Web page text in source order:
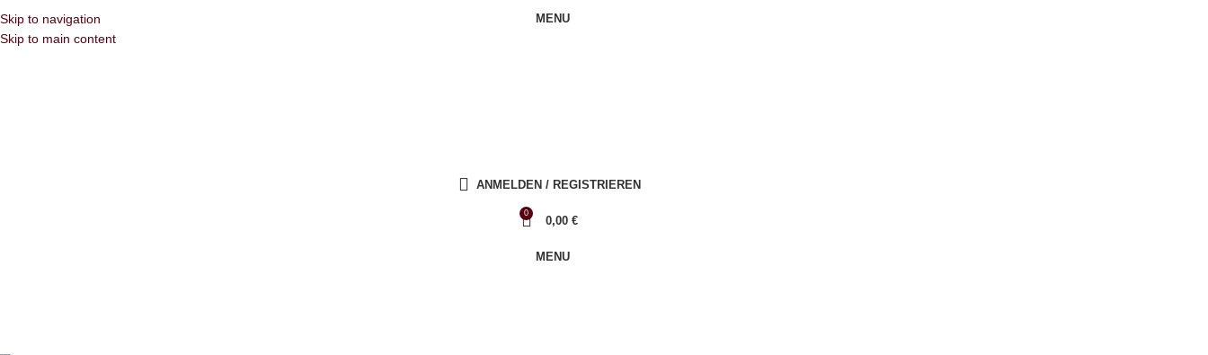
Skip to navigation
Skip to main content
MENU
ANMELDEN / REGISTRIEREN
0
0,00 €
MENU